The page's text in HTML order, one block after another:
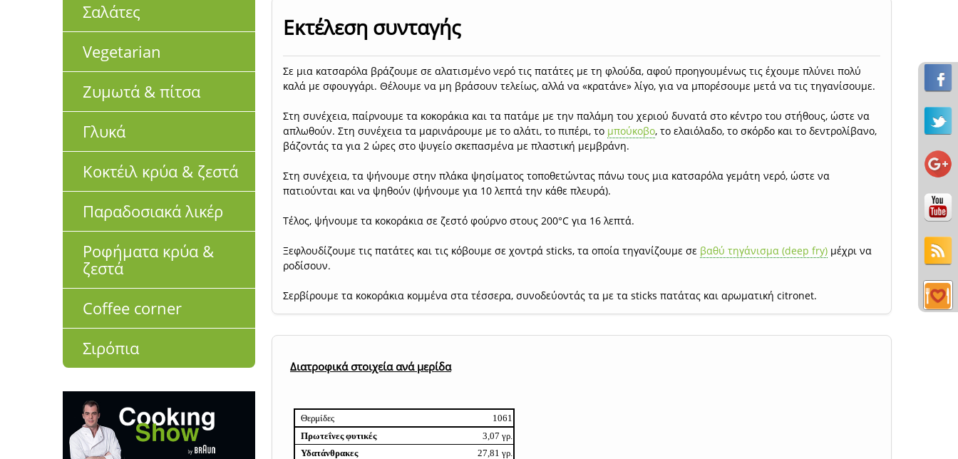
Σαλάτες
Vegetarian
Ζυμωτά & πίτσα
Γλυκά
Κοκτέιλ κρύα & ζεστά
Παραδοσιακά λικέρ
Ροφήματα κρύα &
ζεστά
Coffee corner
Σιρόπια
Εκτέλεση συνταγής
Σε μια κατσαρόλα βράζουμε σε αλατισμένο νερό τις πατάτες με τη φλούδα, αφού προηγουμένως τις έχουμε πλύνει πολύ
καλά με σφουγγάρι. Θέλουμε να μη βράσουν τελείως, αλλά να «κρατάνε» λίγο, για να μπορέσουμε μετά να τις τηγανίσουμε.
Στη συνέχεια, παίρνουμε τα κοκοράκια και τα πατάμε με την παλάμη του χεριού δυνατά στο κέντρο του στήθους, ώστε να
απλωθούν. Στη συνέχεια τα μαρινάρουμε με το αλάτι, το πιπέρι, το μπούκοβο, το ελαιόλαδο, το σκόρδο και το δεντρολίβανο,
βάζοντάς τα για 2 ώρες στο ψυγείο σκεπασμένα με πλαστική μεμβράνη.
Στη συνέχεια, τα ψήνουμε στην πλάκα ψησίματος τοποθετώντας πάνω τους μια κατσαρόλα γεμάτη νερό, ώστε να
πατιούνται και να ψηθούν (ψήνουμε για 10 λεπτά την κάθε πλευρά).
Τέλος, ψήνουμε τα κοκοράκια σε ζεστό φούρνο στους 200°C για 16 λεπτά.
Ξεφλουδίζουμε τις πατάτες και τις κόβουμε σε χοντρά sticks, τα οποία τηγανίζουμε σε βαθύ τηγάνισμα (deep fry) μέχρι να
ροδίσουν.
Σερβίρουμε τα κοκοράκια κομμένα στα τέσσερα, συνοδεύοντάς τα με τα sticks πατάτας και αρωματική citronet.
Διατροφικά στοιχεία ανά μερίδα
Θερμίδες
1061
Πρωτεΐνες φυτικές
3,07 γρ.
Υδατάνθρακες
27,81 γρ.